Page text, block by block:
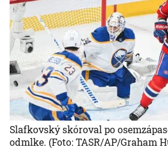
Slafkovský skóroval po
odmlke. (Foto: TASR/AP/Graham